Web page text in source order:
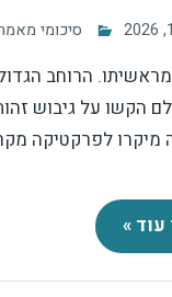
סיכומי
הרוחב
הקשו על גיבוש
מיקרו לפרקטיקה
עוד »